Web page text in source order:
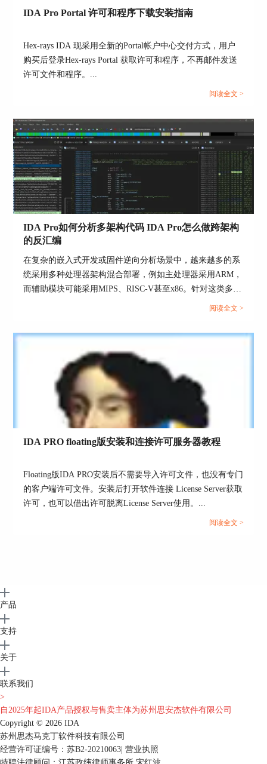
IDA Pro Portal 许可和程序下载安装指南
Hex-rays IDA 现采用全新的Portal帐户中心交付方式，用户
购买后登录Hex-rays Portal 获取许可和程序，不再邮件发送
许可文件和程序。...
阅读全文 >
IDA Pro如何分析多架构代码 IDA Pro怎么做跨架构
的反汇编
在复杂的嵌入式开发或固件逆向分析场景中，越来越多的系
统采用多种处理器架构混合部署，例如主处理器采用ARM，
而辅助模块可能采用MIPS、RISC-V甚至x86。针对这类多架
构程序进行静态分析时，传统的反汇编工具显得力不从心。
多架构分析方面具备显著优势。本文围绕“IDA Pro如何分析
详细说明操作流程与常见问题。...
阅读全文 >
IDA PRO floating版安装和连接许可服务器教程
Floating版IDA PRO安装后不需要导入许可文件，也没有专门
的客户端许可文件。安装后打开软件连接 License Server获取
许可，也可以借出许可脱离License Server使用。...
阅读全文 >
产品
支持
关于
联系我们
>
自2025年起IDA产品授权与售卖主体为苏州思安杰软件有限公司
Copyright © 2026 IDA
苏州思杰马克丁软件科技有限公司
经营许可证编号：苏B2-20210063 营业执照